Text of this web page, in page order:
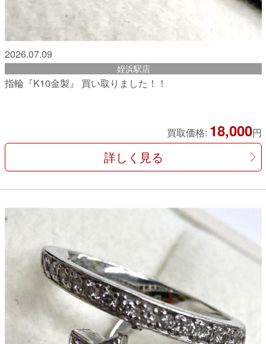
2026.07.09
姪浜駅店
指輪『K10金製』 買い取りました！！
買取価格: 18,000円
詳しく見る